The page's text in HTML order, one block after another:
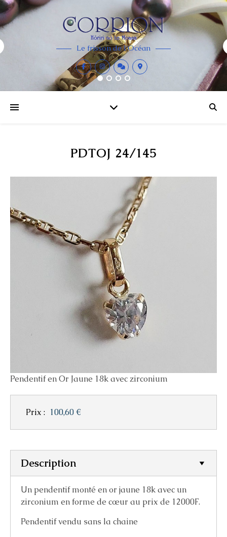
Le frisson de l'Océan
PDTOJ 24/145
Pendentif en Or Jaune 18k avec zirconium
Prix : 100,60 €
Description
Un pendentif monté en or jaune 18k avec un
zirconium en forme de cœur au prix de 12000F.
Pendentif vendu sans la chaine